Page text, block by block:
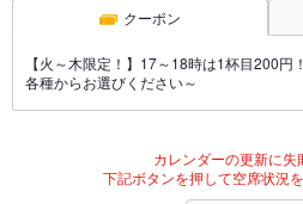
クーポン
【火～木限定！】17～18時は1杯目200円
各種からお選びください～
カレンダーの更新に失
下記ボタンを押して空席状況